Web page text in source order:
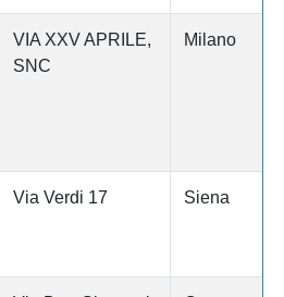
VIA XXV APRILE,
SNC
Milano
Via Verdi 17 Siena